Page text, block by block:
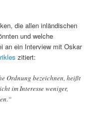
die allen inländischen
und welche
an ein Interview mit Oskar
zitiert:
Ordnung bezeichnen, heißt
im Interesse weniger,